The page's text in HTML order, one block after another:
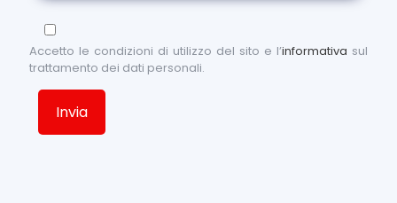
Accetto le condizioni di utilizzo del sito e l’informativa sul
trattamento dei dati personali.